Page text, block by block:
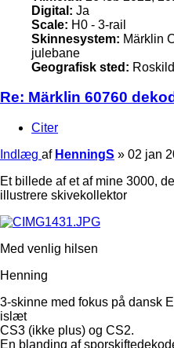
Digital: Ja
Scale: H0 - 3-rail
Skinnesystem: Märklin
julebane
Geografisk sted:
Re: Märklin 60760
Citer
Indlæg af HenningS » 02 jan
Et billede af et af mine 3000,
illustrere skivekollektor
Med venlig hilsen
Henning
3-skinne med fokus på dansk
islæt
CS3 (ikke plus) og CS2.
En blanding af